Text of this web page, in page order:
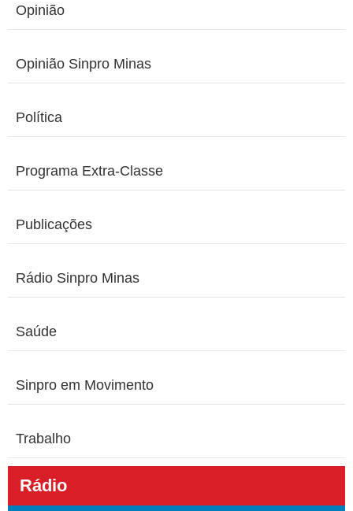
Opinião
Opinião Sinpro Minas
Política
Programa Extra-Classe
Publicações
Rádio Sinpro Minas
Saúde
Sinpro em Movimento
Trabalho
Rádio